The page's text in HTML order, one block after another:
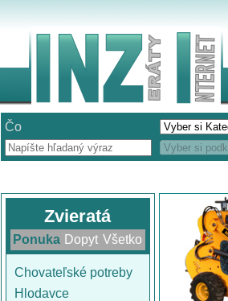
Čo
Zvieratá
Ponuka Dopyt Všetko
Chovateľské potreby
Hlodavce